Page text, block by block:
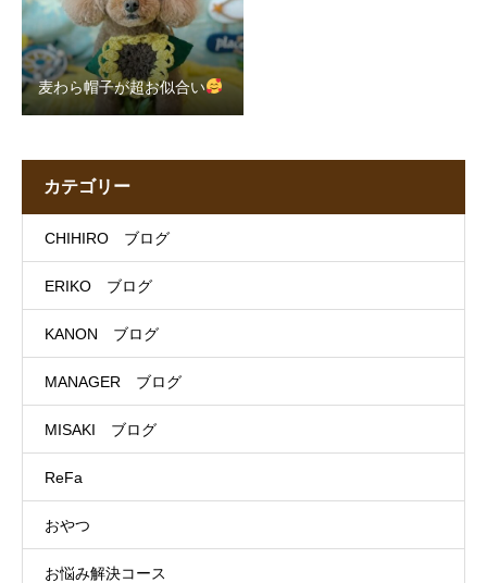
麦わら帽子が超お似合い
カテゴリー
CHIHIRO ブログ
ERIKO ブログ
KANON ブログ
MANAGER ブログ
MISAKI ブログ
ReFa
おやつ
お悩み解決コース